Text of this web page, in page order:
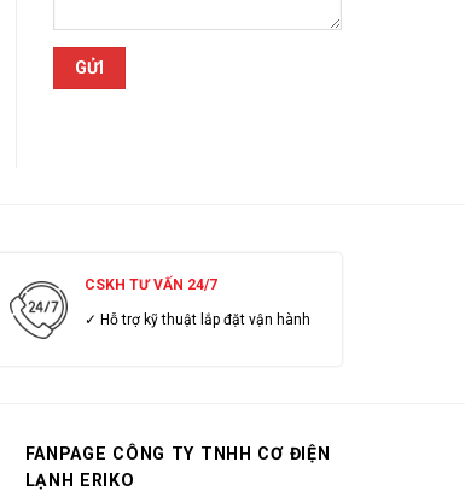
CSKH TƯ VẤN 24/7
✓ Hỗ trợ kỹ thuật lắp đặt vận hành
FANPAGE CÔNG TY TNHH CƠ ĐIỆN
LẠNH ERIKO